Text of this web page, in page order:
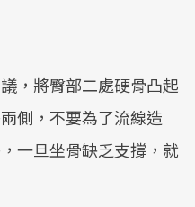
，將臀部二處硬骨凸起
側，不要為了流線造
一旦坐骨缺乏支撐，就